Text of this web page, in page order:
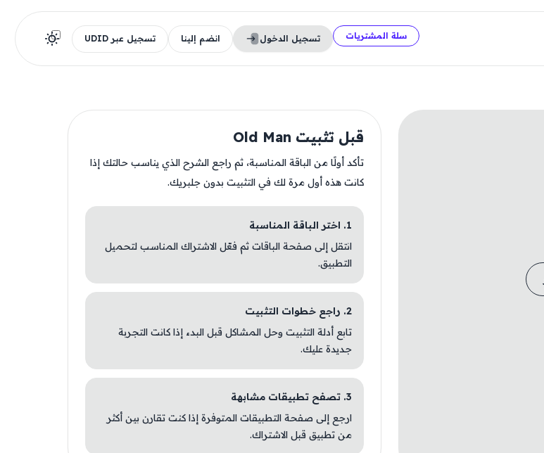
سلة المشتريات تسجيل الدخول انضم إلينا تسجيل عبر UDID
قبل تثبيت Old Man
تأكد أولًا من الباقة المناسبة، ثم راجع الشرح الذي يناسب حالتك إذا
كانت هذه أول مرة لك في التثبيت بدون جلبريك.
1. اختر الباقة المناسبة
انتقل إلى صفحة الباقات ثم فعّل الاشتراك المناسب لتحميل
التطبيق.
2. راجع خطوات التثبيت
تابع أدلة التثبيت وحل المشاكل قبل البدء إذا كانت التجربة
جديدة عليك.
3. تصفح تطبيقات مشابهة
ارجع إلى صفحة التطبيقات المتوفرة إذا كنت تقارن بين أكثر
من تطبيق قبل الاشتراك.